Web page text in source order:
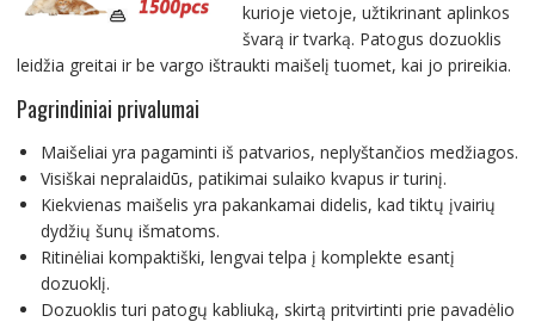
kurioje vietoje, užtikrinant aplinkos
švarą ir tvarką. Patogus dozuoklis
leidžia greitai ir be vargo ištraukti maišelį tuomet, kai jo prireikia.
Pagrindiniai privalumai
Maišeliai yra pagaminti iš patvarios, neplyštančios medžiagos.
Visiškai nepralaidūs, patikimai sulaiko kvapus ir turinį.
Kiekvienas maišelis yra pakankamai didelis, kad tiktų įvairių
dydžių šunų išmatoms.
Ritinėliai kompaktiški, lengvai telpa į komplekte esantį
dozuoklį.
Dozuoklis turi patogų kabliuką, skirtą pritvirtinti prie pavadėlio